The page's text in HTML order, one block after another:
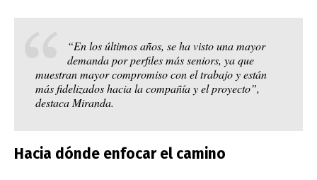
“En los últimos años, se ha visto una mayor
demanda por perfiles más seniors, ya que
muestran mayor compromiso con el trabajo y están
más fidelizados hacia la compañía y el proyecto”,
destaca Miranda.
Hacia dónde enfocar el camino